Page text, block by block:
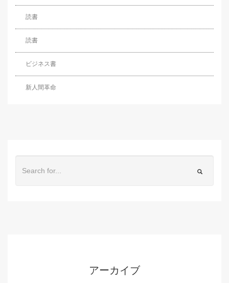
読書
読書
ビジネス書
新人間革命
アーカイブ